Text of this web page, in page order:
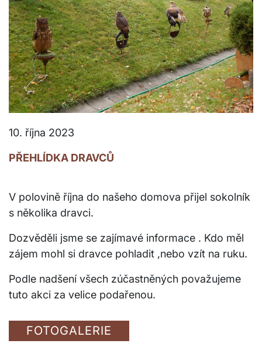
10. října 2023
PŘEHLÍDKA DRAVCŮ
V polovině října do našeho domova přijel sokolník
s několika dravci.
Dozvěděli jsme se zajímavé informace . Kdo měl
zájem mohl si dravce pohladit ,nebo vzít na ruku.
Podle nadšení všech zúčastněných považujeme
tuto akci za velice podařenou.
FOTOGALERIE